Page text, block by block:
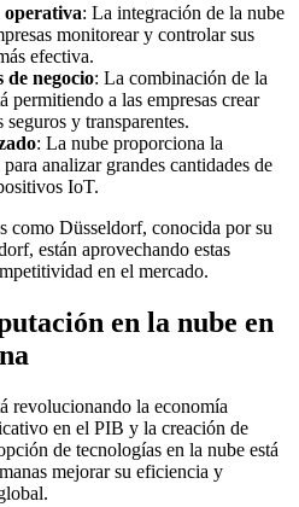
operativa: La integración de la nube
monitorear y controlar sus
efectiva.
de negocio: La combinación de la
permitiendo a las empresas crear
y transparentes.
: La nube proporciona la
analizar grandes cantidades de
IoT.
como Düsseldorf, conocida por su
están aprovechando estas
en el mercado.
en la nube en
revolucionando la economía
en el PIB y la creación de
de tecnologías en la nube está
mejorar su eficiencia y